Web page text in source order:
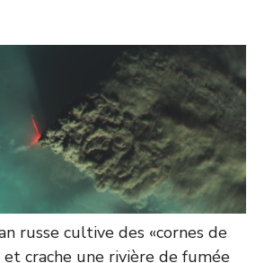
russe cultive des «cornes de
crache une rivière de fumée